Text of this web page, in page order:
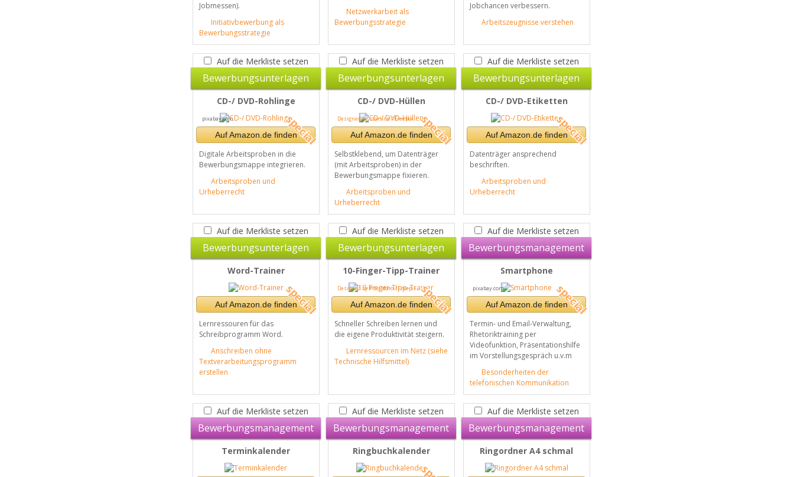
Jobmessen).
Initiativbewerbung als
Bewerbungsstrategie
Netzwerkarbeit als
Bewerbungsstrategie
Jobchancen verbessern.
Arbeitszeugnisse verstehen
Auf die Merkliste setzen
Bewerbungsunterlagen
CD-/ DVD-Rohlinge
pixabay.com
Auf Amazon.de finden
Digitale Arbeitsproben in die
Bewerbungsmappe integrieren.
Arbeitsproben und
Urheberrecht
Auf die Merkliste setzen
Bewerbungsunterlagen
CD-/ DVD-Hüllen
Designed by starline / Freepik
Auf Amazon.de finden
Selbstklebend, um Datenträger
(mit Arbeitsproben) in der
Bewerbungsmappe fixieren.
Arbeitsproben und
Urheberrecht
Auf die Merkliste setzen
Bewerbungsunterlagen
CD-/ DVD-Etiketten
Auf Amazon.de finden
Datenträger ansprechend
beschriften.
Arbeitsproben und
Urheberrecht
Auf die Merkliste setzen
Bewerbungsunterlagen
Word-Trainer
Auf Amazon.de finden
Lernressouren für das
Schreibprogramm Word.
Anschreiben ohne
Textverarbeitungsprogramm
erstellen
Auf die Merkliste setzen
Bewerbungsunterlagen
10-Finger-Tipp-Trainer
Designed by Pressfoto / Freepik
Auf Amazon.de finden
Schneller Schreiben lernen und
die eigene Produktivität steigern.
Lernressourcen im Netz (siehe
Technische Hilfsmittel)
Auf die Merkliste setzen
Bewerbungsmanagement
Smartphone
pixabay.com
Auf Amazon.de finden
Termin- und Email-Verwaltung,
Rhetoriktraining per
Videofunktion, Präsentationshilfe
im Vorstellungsgespräch u.v.m
Besonderheiten der
telefonischen Kommunikation
Auf die Merkliste setzen
Bewerbungsmanagement
Terminkalender
Auf die Merkliste setzen
Bewerbungsmanagement
Ringbuchkalender
Auf die Merkliste setzen
Bewerbungsmanagement
Ringordner A4 schmal